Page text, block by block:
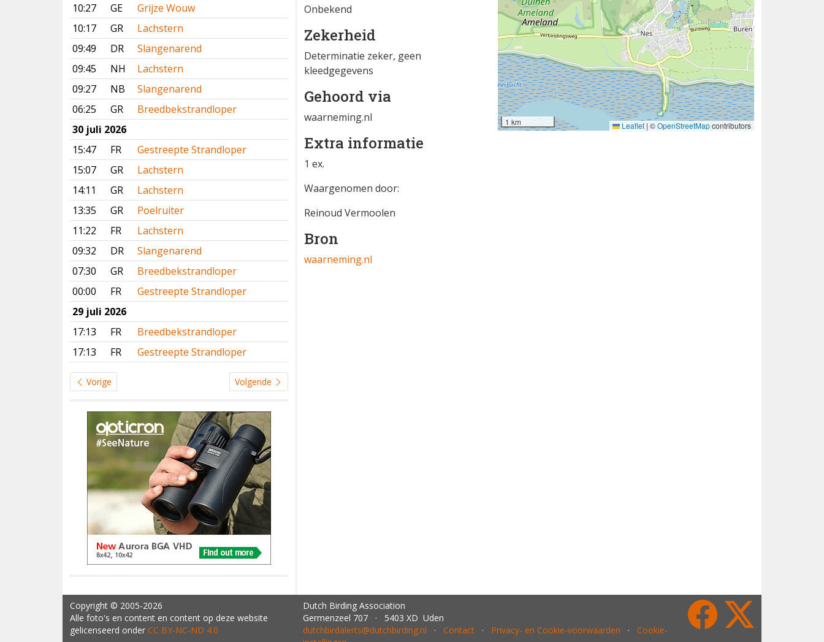
10:27
GE
Grijze Wouw
10:17
GR
Lachstern
09:49
DR
Slangenarend
09:45
NH
Lachstern
09:27
NB
Slangenarend
06:25
GR
Breedbekstrandloper
30 juli 2026
15:47
FR
Gestreepte Strandloper
15:07
GR
Lachstern
14:11
GR
Lachstern
13:35
GR
Poelruiter
11:22
FR
Lachstern
09:32
DR
Slangenarend
07:30
GR
Breedbekstrandloper
00:00
FR
Gestreepte Strandloper
29 juli 2026
17:13
FR
Breedbekstrandloper
17:13
FR Gestreepte Strandloper
Vorige Volgende
Onbekend
Zekerheid
Determinatie zeker, geen
kleedgegevens
Gehoord via
waarneming.nl
Extra informatie
1 ex.
Waargenomen door:
Reinoud Vermoolen
Bron
waarneming.nl
1 km Leaflet | ©OpenStreetMapcontributors
Copyright © 2005-2026
Alle foto's en content en content op deze website
gelicenseerd onder CC BY‑NC‑ND 4.0
Dutch Birding Association
Germenzeel 707 · 5403 XD Uden
dutchbirdalerts@dutchbirding.nl · Contact · Privacy- en Cookie-voorwaarden · Cookie-